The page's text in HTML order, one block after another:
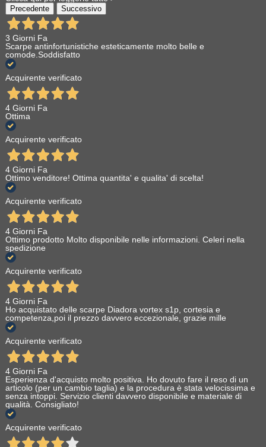
Precedente Successivo
3 Giorni Fa
Scarpe antinfortunistiche esteticamente molto belle e
comode.Soddisfatto
Acquirente verificato
4 Giorni Fa
Ottima
Acquirente verificato
4 Giorni Fa
Ottimo venditore! Ottima quantita' e qualita' di scelta!
Acquirente verificato
4 Giorni Fa
Ottimo prodotto Molto disponibile nelle informazioni. Celeri nella
spedizione
Acquirente verificato
4 Giorni Fa
Ho acquistato delle scarpe Diadora vortex s1p, cortesia e
competenza,poi il prezzo davvero eccezionale, grazie mille
Acquirente verificato
4 Giorni Fa
Esperienza d'acquisto molto positiva. Ho dovuto fare il reso di un
articolo (per un cambio taglia) e la procedura è stata velocissima e
senza intoppi. Servizio clienti davvero disponibile e materiale di
qualità. Consigliato!
Acquirente verificato